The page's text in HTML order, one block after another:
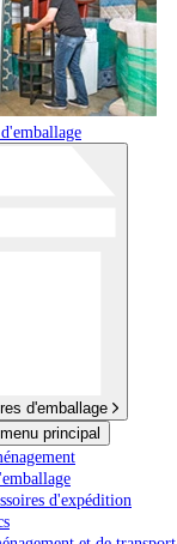
d'emballage
principal
d'expédition